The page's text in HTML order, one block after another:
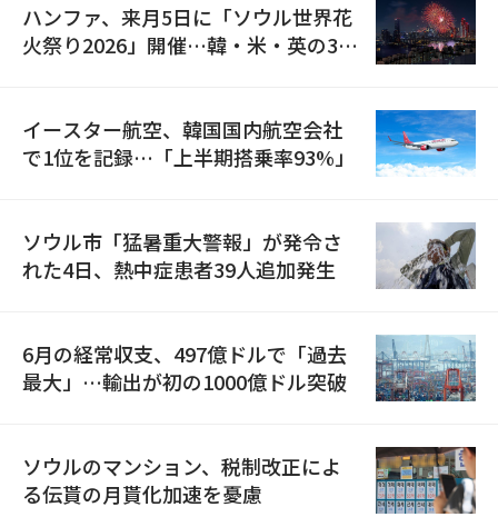
ハンファ、来月5日に「ソウル世界花
火祭り2026」開催…韓・米・英の3カ
イースター航空、韓国国内航空会社
で1位を記録…「上半期搭乗率93%」
ソウル市「猛暑重大警報」が発令さ
れた4日、熱中症患者39人追加発生
6月の経常収支、497億ドルで「過去
最大」…輸出が初の1000億ドル突破
ソウルのマンション、税制改正によ
る伝貰の月貰化加速を憂慮